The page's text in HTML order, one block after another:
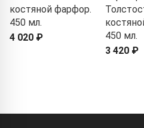
костяной фарфор.
450 мл.
4 020 ₽
450 мл.
3 420 ₽